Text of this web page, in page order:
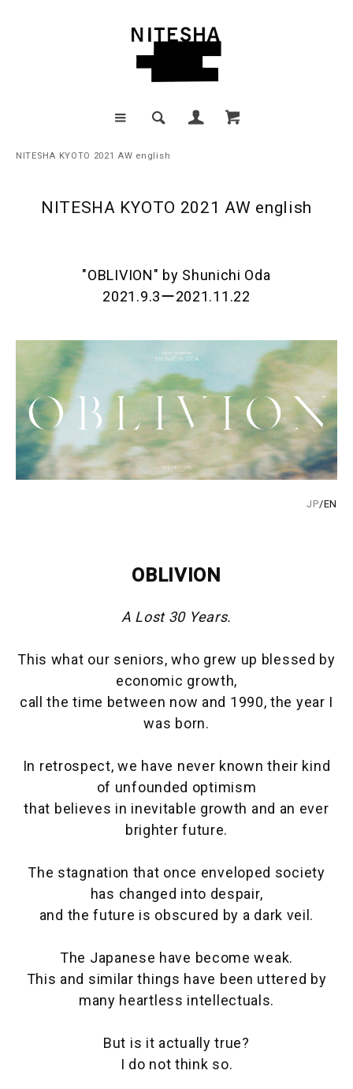
NITESHA KYOTO 2021 AW english
NITESHA KYOTO 2021 AW english
"OBLIVION" by Shunichi Oda
2021.9.3ー2021.11.22
JP/EN
OBLIVION
A Lost 30 Years.
This what our seniors, who grew up blessed by
economic growth,
call the time between now and 1990, the year I
was born.
In retrospect, we have never known their kind
of unfounded optimism
that believes in inevitable growth and an ever
brighter future.
The stagnation that once enveloped society
has changed into despair,
and the future is obscured by a dark veil.
The Japanese have become weak.
This and similar things have been uttered by
many heartless intellectuals.
But is it actually true?
I do not think so.